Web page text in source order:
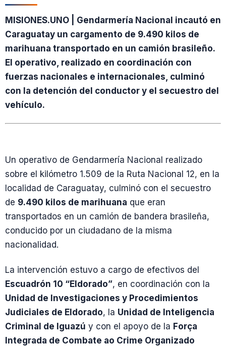
MISIONES.UNO | Gendarmería Nacional incautó en
Caraguatay un cargamento de 9.490 kilos de
marihuana transportado en un camión brasileño.
El operativo, realizado en coordinación con
fuerzas nacionales e internacionales, culminó
con la detención del conductor y el secuestro del
vehículo.
Un operativo de Gendarmería Nacional realizado
sobre el kilómetro 1.509 de la Ruta Nacional 12, en la
localidad de Caraguatay, culminó con el secuestro
de 9.490 kilos de marihuana que eran
transportados en un camión de bandera brasileña,
conducido por un ciudadano de la misma
nacionalidad.
La intervención estuvo a cargo de efectivos del
Escuadrón 10 “Eldorado”, en coordinación con la
Unidad de Investigaciones y Procedimientos
Judiciales de Eldorado, la Unidad de Inteligencia
Criminal de Iguazú y con el apoyo de la Força
Integrada de Combate ao Crime Organizado